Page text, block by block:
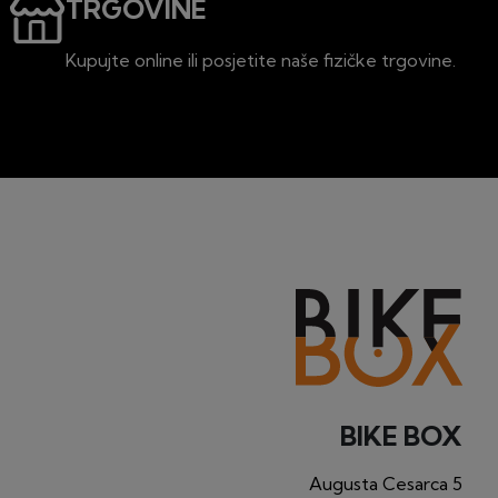
TRGOVINE
Kupujte online ili posjetite naše fizičke trgovine.
BIKE BOX
Augusta Cesarca 5